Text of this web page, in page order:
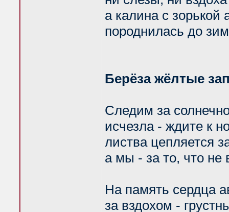
а калина с зорькой
породнилась до
Берёза жёлтые
Следим за
исчезла - ждите к
листва цепляется
а мы - за то, что не
На память сердца
за вздохом -